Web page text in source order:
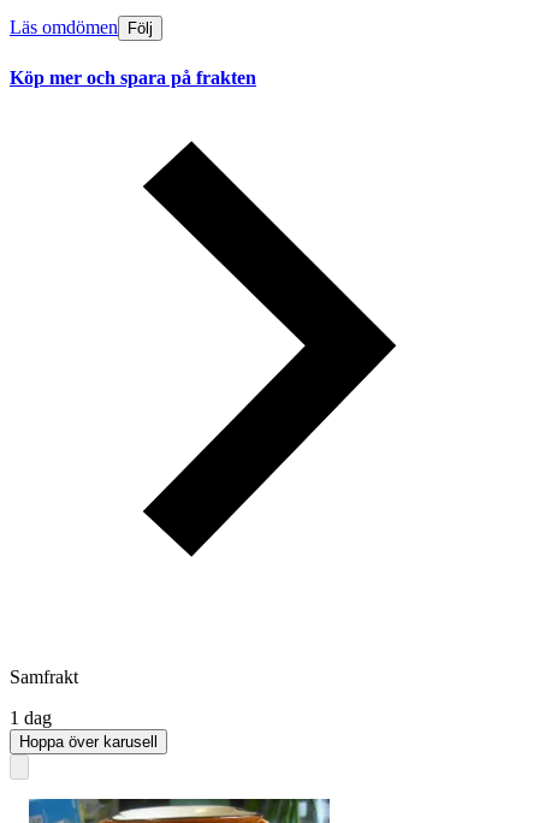
Läs omdömen Följ
Köp mer och spara på frakten
Samfrakt
1 dag
Hoppa över karusell